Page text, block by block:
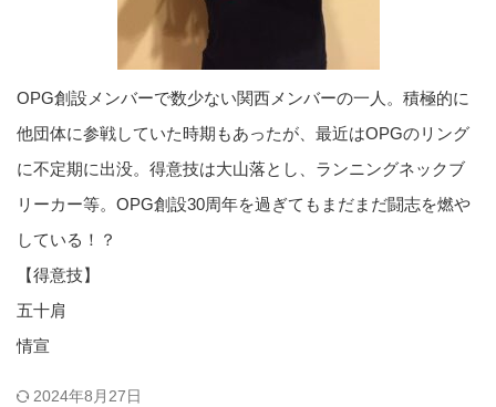
OPG創設メンバーで数少ない関西メンバーの一人。積極的に
他団体に参戦していた時期もあったが、最近はOPGのリング
に不定期に出没。得意技は大山落とし、ランニングネックブ
リーカー等。OPG創設30周年を過ぎてもまだまだ闘志を燃や
している！？
【得意技】
五十肩
情宣
2024年8月27日